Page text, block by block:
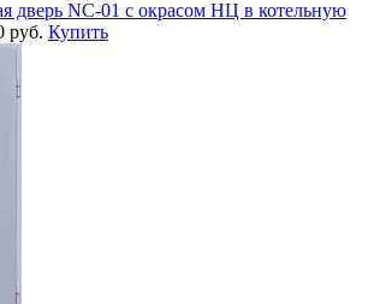
дверь NC-01 с окрасом НЦ в котельную
руб. Купить